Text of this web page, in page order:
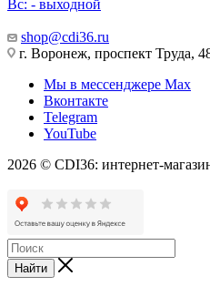
Вс: - выходной
shop@cdi36.ru
г. Воронеж, проспект Труда,
Мы в мессенджере Max
Вконтакте
Telegram
YouTube
2026 © CDI36: интернет-
Найти